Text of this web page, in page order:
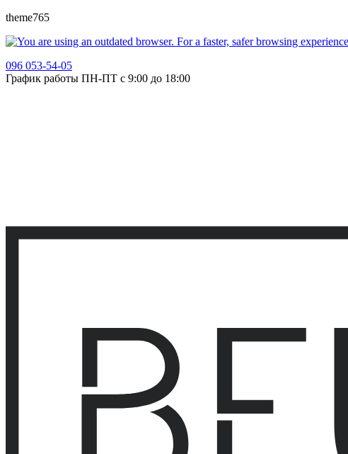
theme765
096 053-54-05
График работы ПН-ПТ с 9:00 до 18:00